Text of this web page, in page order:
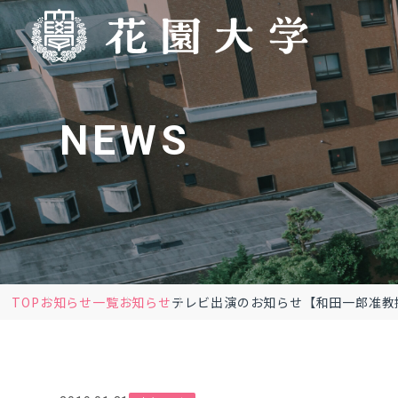
NEWS
TOP お知らせ一覧お知らせテレビ出演のお知らせ【和田一郎准